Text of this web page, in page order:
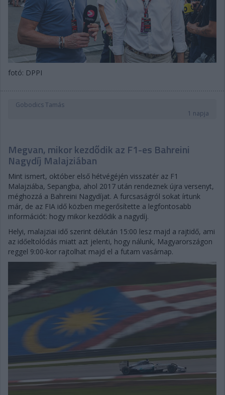
fotó: DPPI
Gobodics Tamás
1 napja
Megvan, mikor kezdődik az F1-es Bahreini
Nagydíj Malajziában
Mint ismert, október első hétvégéjén visszatér az F1
Malajziába, Sepangba, ahol 2017 után rendeznek újra versenyt,
méghozzá a Bahreini Nagydíjat. A furcsaságról sokat írtunk
már, de az FIA idő közben megerősítette a legfontosabb
információt: hogy mikor kezdődik a nagydíj.
Helyi, malajziai idő szerint délután 15:00 lesz majd a rajtidő, ami
az időeltolódás miatt azt jelenti, hogy nálunk, Magyarországon
reggel 9:00-kor rajtolhat majd el a futam vasárnap.